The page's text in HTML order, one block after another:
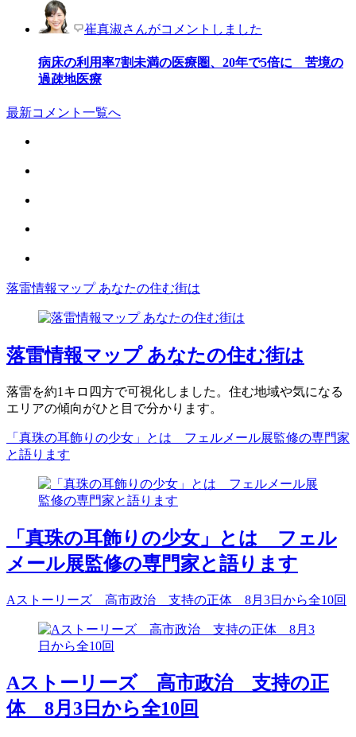
崔真淑さんがコメントしました
病床の利用率7割未満の医療圏、20年で5倍に 苦境の
過疎地医療
最新コメント一覧へ
落雷情報マップ あなたの住む街は
落雷情報マップ あなたの住む街は
落雷を約1キロ四方で可視化しました。住む地域や気になる
エリアの傾向がひと目で分かります。
「真珠の耳飾りの少女」とは フェルメール展監修の専門家
と語ります
「真珠の耳飾りの少女」とは フェル
メール展監修の専門家と語ります
Aストーリーズ 高市政治 支持の正体 8月3日から全10回
Aストーリーズ 高市政治 支持の正
体 8月3日から全10回